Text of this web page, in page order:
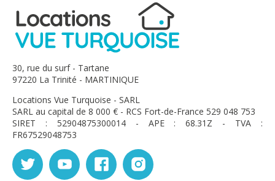
30, rue du surf - Tartane
97220 La Trinité - MARTINIQUE
Locations Vue Turquoise - SARL
SARL au capital de 8 000 € - RCS Fort-de-France 529 048 753
SIRET : 52904875300014 - APE : 68.31Z - TVA :
FR67529048753